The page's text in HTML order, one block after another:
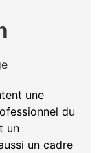
une
du
un
un cadre